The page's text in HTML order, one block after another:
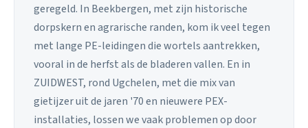
geregeld. In Beekbergen, met zijn historische
dorpskern en agrarische randen, kom ik veel tegen
met lange PE-leidingen die wortels aantrekken,
vooral in de herfst als de bladeren vallen. En in
ZUIDWEST, rond Ugchelen, met die mix van
gietijzer uit de jaren '70 en nieuwere PEX-
installaties, lossen we vaak problemen op door